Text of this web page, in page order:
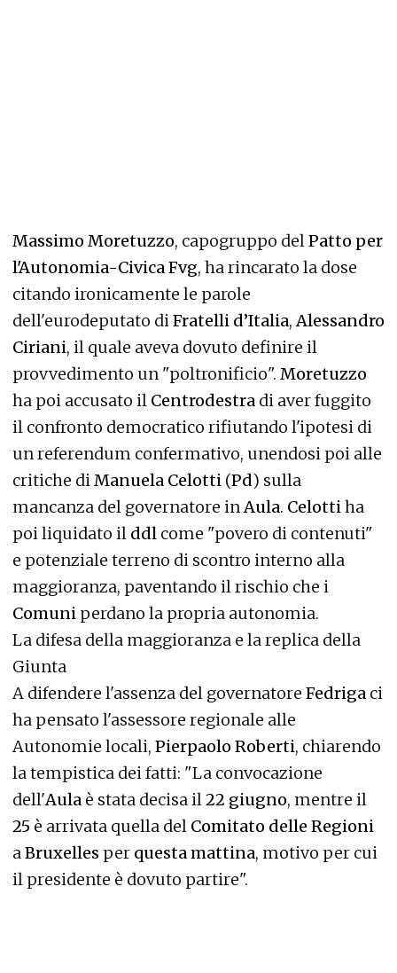
Massimo Moretuzzo, capogruppo delPatto per
l'Autonomia-Civica Fvg, ha rincarato la dose
citando ironicamente le parole
dell'eurodeputato diFratelli d’Italia,Alessandro
Ciriani, il quale aveva dovuto definire il
provvedimento un "poltronificio". Moretuzzo
ha poi accusato il Centrodestra di aver fuggito
il confronto democratico rifiutando l'ipotesi di
un referendum confermativo, unendosi poi alle
critiche diManuela Celotti (Pd) sulla
mancanza del governatore inAula. Celottiha
poi liquidato il ddl come "povero di contenuti"
e potenziale terreno di scontro interno alla
maggioranza, paventando il rischio che i
Comuni perdano la propria autonomia.
La difesa della maggioranza e la replica della
Giunta
A difendere l'assenza del governatore Fedriga ci
ha pensato l'assessore regionale alle
Autonomie locali, Pierpaolo Roberti, chiarendo
la tempistica dei fatti: "La convocazione
dell'Aula è stata decisa il22 giugno, mentre il
25 è arrivata quella del Comitato delle Regioni
aBruxelles per questa mattina, motivo per cui
il presidente è dovuto partire".